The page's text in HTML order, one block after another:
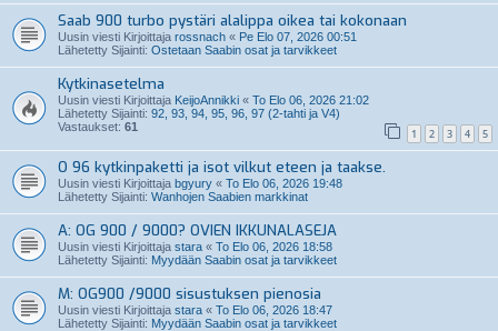
Saab 900 turbo pystäri alalippa oikea tai kokonaan
Uusin viesti Kirjoittaja rossnach « Pe Elo 07, 2026 00:51
Lähetetty Sijainti: Ostetaan Saabin osat ja tarvikkeet
Kytkinasetelma
Uusin viesti Kirjoittaja KeijoAnnikki « To Elo 06, 2026 21:02
Lähetetty Sijainti: 92, 93, 94, 95, 96, 97 (2-tahti ja V4)
Vastaukset: 61 1 2 3 4 5
O 96 kytkinpaketti ja isot vilkut eteen ja taakse.
Uusin viesti Kirjoittaja bgyury « To Elo 06, 2026 19:48
Lähetetty Sijainti: Wanhojen Saabien markkinat
A: OG 900 / 9000? OVIEN IKKUNALASEJA
Uusin viesti Kirjoittaja stara « To Elo 06, 2026 18:58
Lähetetty Sijainti: Myydään Saabin osat ja tarvikkeet
M: OG900 /9000 sisustuksen pienosia
Uusin viesti Kirjoittaja stara « To Elo 06, 2026 18:47
Lähetetty Sijainti: Myydään Saabin osat ja tarvikkeet